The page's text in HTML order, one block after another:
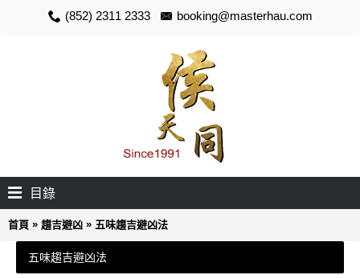
(852) 2311 2333 booking@masterhau.com
目錄
首頁 » 趨吉避凶 » 五味趨吉避凶法
五味趨吉避凶法